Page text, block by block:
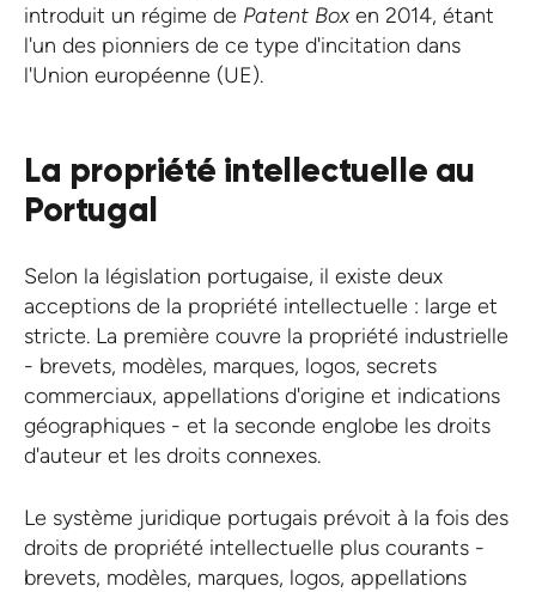
introduit un régime de Patent Boxen 2014, étant
l'un des pionniers de ce type d'incitation dans
l'Union européenne (UE).
La propriété intellectuelle au
Portugal
Selon la législation portugaise, il existe deux
acceptions de la propriété intellectuelle : large et
stricte. La première couvre la propriété industrielle
- brevets, modèles, marques, logos, secrets
commerciaux, appellations d'origine et indications
géographiques - et la seconde englobe les droits
d'auteur et les droits connexes.
Le système juridique portugais prévoit à la fois des
droits de propriété intellectuelle plus courants -
brevets, modèles, marques, logos, appellations